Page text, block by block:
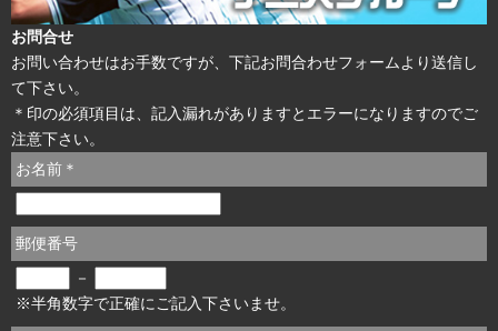
お問合せ
お問い合わせはお手数ですが、下記お問合わせフォームより送信し
て下さい。
＊ 印の必須項目は、記入漏れがありますとエラーになりますのでご
注意下さい。
お名前 ＊
郵便番号
－
※半角数字で正確にご記入下さいませ。